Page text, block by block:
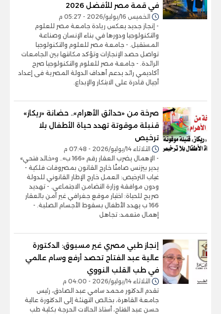
في قمة مصر للأفضل 2026
الخميس 16/يوليو/2026 - 05:27 م
- إنجاز جديد يعكس ريادة جامعة مصر للعلوم
والتكنولوجيا ودورها في بناء الإنسان وصناعة
المستقبل. - جامعة مصر للعلوم والتكنولوجيا
تواصل حصد الإنجازات وتؤكد مكانتها بين الجامعات
الرائدة. - جامعة مصر للعلوم والتكنولوجيا صرح
أكاديمي رائد يدعم أهداف الدولة المصرية فى إعداد
أجيال قادرة على الابتكار والإبداع.
صرخة من «حدائق الأهرام».. حضانة «ريكاز»
قنبلة موقوتة تهدد حياة الأطفال بلا
ترخيص
الثلاثاء 14/يوليو/2026 - 07:48 م
- الإهمال يضرب العقار رقم «166 ب».. و«خالد فتحي»
يدير بيزنس صامتًا خارج القانون بمصروفات فلكية -
غياب الترخيص: العمل خارج الإطار القانوني للدولة
ودون موافقة وزارة التضامن الاجتماعي. - تهديد
صريح للحياة: اختيار موقع جغرافي غير آمن بالعقار
166 ب يهدد الأطفال بسقوط الأجسام الصلبة. -
إهمال متعمد: تجاهل
إنجاز طبي مصري غير مسبوق: الدكتورة
عالية عبد الفتاح تحصد أرفع وسام عالمي
في طب القلب النووي
الثلاثاء 14/يوليو/2026 - 04:00 م
تقدم الدكتور محمد سامي عبد الصادق، رئيس
جامعة القاهرة، بخالص التهنئة إلى الدكتورة عالية
حسن عبد الفتاح، أستاذ الحالات الحرجة بكلية طب